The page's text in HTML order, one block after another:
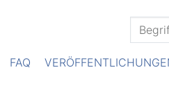
Suchen
FAQ